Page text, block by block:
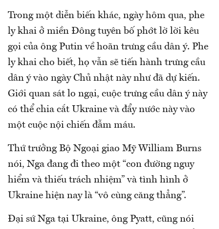
Trong một diễn biến khác, ngày hôm qua, phe
ly khai ở miền Đông tuyên bố phớt lờ lời kêu
gọi của ông Putin về hoãn trưng cầu dân ý. Phe
ly khai cho biết, họ vẫn sẽ tiến hành trưng cầu
dân ý vào ngày Chủ nhật này như đã dự kiến.
Giới quan sát lo ngại, cuộc trưng cầu dân ý này
có thể chia cắt Ukraine và đẩy nước này vào
một cuộc nội chiến đẫm máu.
Thứ trưởng Bộ Ngoại giao Mỹ William Burns
nói, Nga đang đi theo một “con đường nguy
hiểm và thiếu trách nhiệm” và tình hình ở
Ukraine hiện nay là “vô cùng căng thẳng”.
Đại sứ Nga tại Ukraine, ông Pyatt, cũng nói